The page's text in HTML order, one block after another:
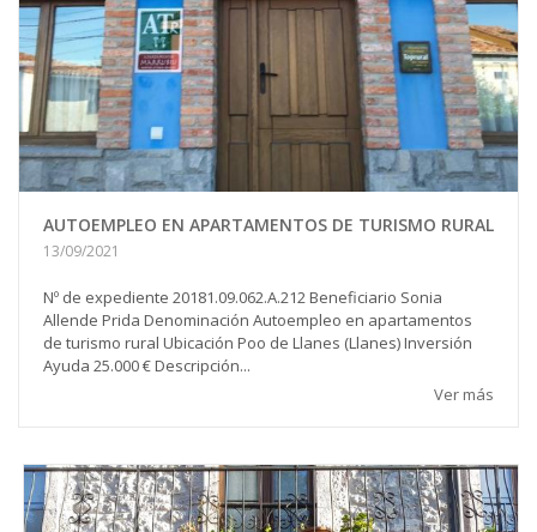
AUTOEMPLEO EN APARTAMENTOS DE TURISMO RURAL
13/09/2021
Nº de expediente 20181.09.062.A.212 Beneficiario Sonia
Allende Prida Denominación Autoempleo en apartamentos
de turismo rural Ubicación Poo de Llanes (Llanes) Inversión
Ayuda 25.000 € Descripción...
Ver más